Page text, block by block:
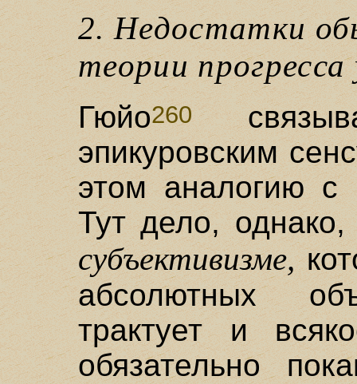
2. Недостатки
теории прогресса
Гюйо260
эпикуровским
этом аналогию с
Тут дело,
субъективизме,
абсолютных
трактует и
обязательно